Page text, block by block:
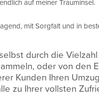
auf meiner Trauminsel.
mit Sorgfalt und in
durch die
oder von den
Kunden Ihren
zu Ihrer vollsten